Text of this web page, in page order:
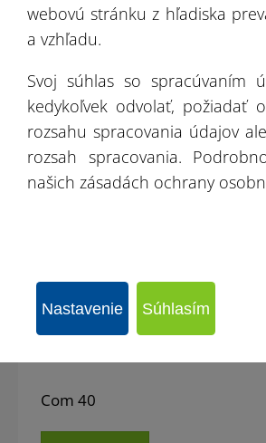
Com 40
webovú stránku z hľadiska
a vzhľadu.
Svoj súhlas so spracúvaním
kedykoľvek odvolať, požiadať
rozsahu spracovania údajov
rozsah spracovania.
našich zásadách ochrany
Nastavenie Súhlasím